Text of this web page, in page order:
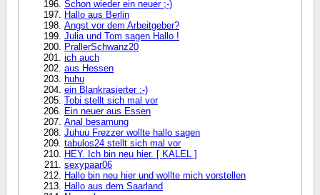
Schon wieder ein neuer ;-)
Hallo aus Berlin
Angst vor dem Arbeitgeber?
Julia und Tom sagen Hallo !
PrallerSchwanz20
ich auch
aus Hessen
huhu
ein Blankrasierter :-)
Tobi stellt sich mal vor
Ein neuer aus Essen
Anal besamung
Juhuu Frezzer wollte hallo sagen
tabulos24 stellt sich mal vor
HEY. Ich bin neu hier. [ KALEL ]
sexypaar06
Hallo bin neu hier und wollte mich vorstellen
Hallo aus dem Saarland